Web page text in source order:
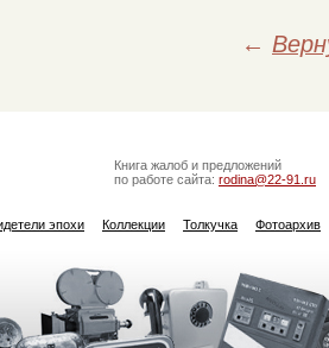
←
Книга жалоб и предложений
по работе сайта: rodina@22-91.ru
эпохи Коллекции Толкучка Фотоархив